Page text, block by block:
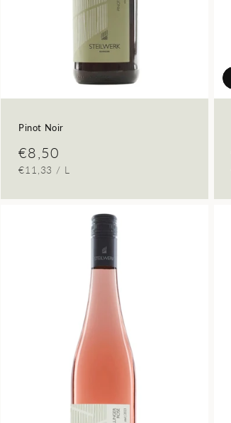
Pinot Noir
Normaler
Preis
€8,50
GRUNDPREIS
€11,33 / PRO
L